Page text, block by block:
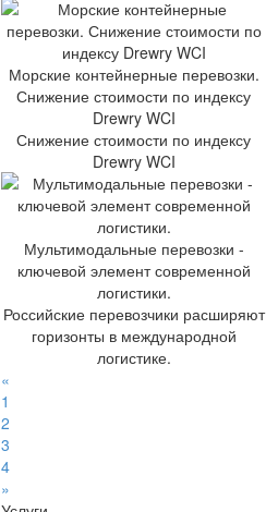
Морские контейнерные перевозки.
Снижение стоимости по индексу
Drewry WCI
Снижение стоимости по индексу
Drewry WCI
Мультимодальные перевозки -
ключевой элемент современной
логистики.
Российские перевозчики расширяют
горизонты в международной
логистике.
«
1
2
3
4
»